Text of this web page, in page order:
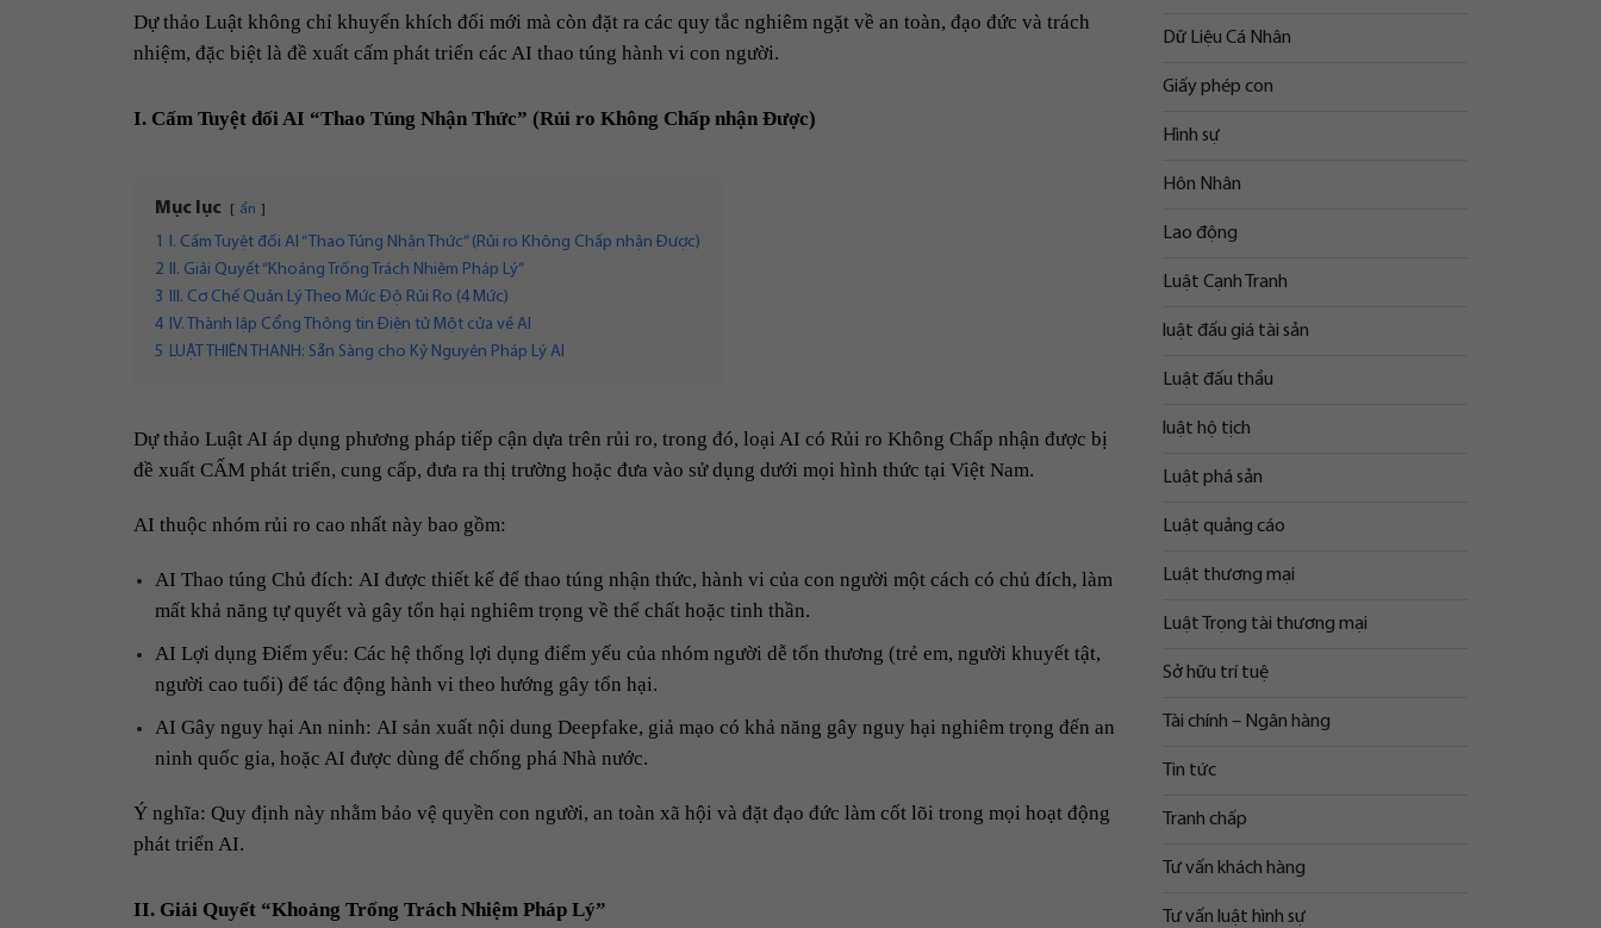
Dự thảo Luật không chỉ khuyến khích đổi mới mà còn đặt ra các quy tắc nghiêm ngặt về an toàn, đạo đức và trách
nhiệm, đặc biệt là đề xuất cấm phát triển các AI thao túng hành vi con người.
I. Cấm Tuyệt đối AI “Thao Túng Nhận Thức” (Rủi ro Không Chấp nhận Được)
Mục lục ẩn
1 I. Cấm Tuyệt đối AI “Thao Túng Nhận Thức” (Rủi ro Không Chấp nhận Được)
2 II. Giải Quyết “Khoảng Trống Trách Nhiệm Pháp Lý”
3 III. Cơ Chế Quản Lý Theo Mức Độ Rủi Ro (4 Mức)
4 IV. Thành lập Cổng Thông tin Điện tử Một cửa về AI
5 LUẬT THIÊN THANH: Sẵn Sàng cho Kỷ Nguyên Pháp Lý AI
Dự thảo Luật AI áp dụng phương pháp tiếp cận dựa trên rủi ro, trong đó, loại AI có Rủi ro Không Chấp nhận được bị
đề xuất CẤM phát triển, cung cấp, đưa ra thị trường hoặc đưa vào sử dụng dưới mọi hình thức tại Việt Nam.
AI thuộc nhóm rủi ro cao nhất này bao gồm:
AI Thao túng Chủ đích: AI được thiết kế để thao túng nhận thức, hành vi của con người một cách có chủ đích, làm
mất khả năng tự quyết và gây tổn hại nghiêm trọng về thể chất hoặc tinh thần.
AI Lợi dụng Điểm yếu: Các hệ thống lợi dụng điểm yếu của nhóm người dễ tổn thương (trẻ em, người khuyết tật,
người cao tuổi) để tác động hành vi theo hướng gây tổn hại.
AI Gây nguy hại An ninh: AI sản xuất nội dung Deepfake, giả mạo có khả năng gây nguy hại nghiêm trọng đến an
ninh quốc gia, hoặc AI được dùng để chống phá Nhà nước.
Ý nghĩa: Quy định này nhằm bảo vệ quyền con người, an toàn xã hội và đặt đạo đức làm cốt lõi trong mọi hoạt động
phát triển AI.
II. Giải Quyết “Khoảng Trống Trách Nhiệm Pháp Lý”
Dữ Liệu Cá Nhân
Giấy phép con
Hình sự
Hôn Nhân
Lao động
Luật Cạnh Tranh
luật đấu giá tài sản
Luật đấu thầu
luật hộ tịch
Luật phá sản
Luật quảng cáo
Luật thương mại
Luật Trọng tài thương mại
Sở hữu trí tuệ
Tài chính – Ngân hàng
Tin tức
Tranh chấp
Tư vấn khách hàng
Tư vấn luật hình sự